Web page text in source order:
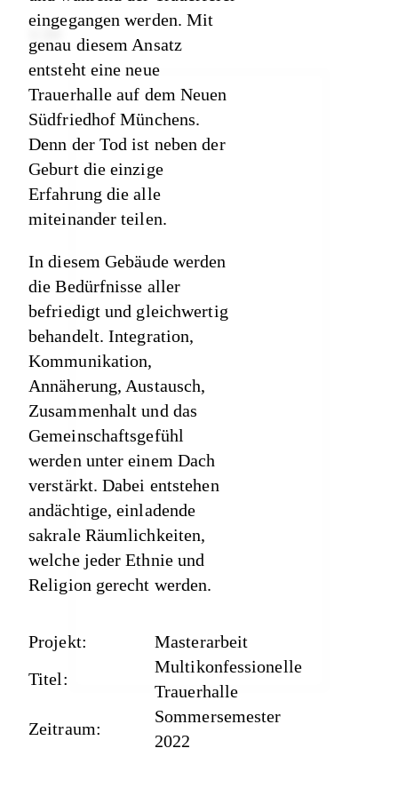
20
eingegangen werden. Mit
genau diesem Ansatz
entsteht eine neue
Trauerhalle auf dem Neuen
Südfriedhof Münchens.
Denn der Tod ist neben der
Geburt die einzige
Erfahrung die alle
miteinander teilen.
In diesem Gebäude werden
die Bedürfnisse aller
befriedigt und gleichwertig
behandelt. Integration,
Kommunikation,
Annäherung, Austausch,
Zusammenhalt und das
Gemeinschaftsgefühl
werden unter einem Dach
verstärkt. Dabei entstehen
andächtige, einladende
sakrale Räumlichkeiten,
welche jeder Ethnie und
Religion gerecht werden.
Projekt:
Masterarbeit
Titel:
Multikonfessionelle
Trauerhalle
Zeitraum:
Sommersemester
2022